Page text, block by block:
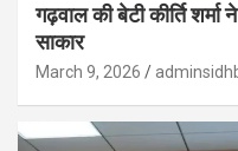
गढ़वाल की बेटी कीर्ति
साकार
March 9, 2026